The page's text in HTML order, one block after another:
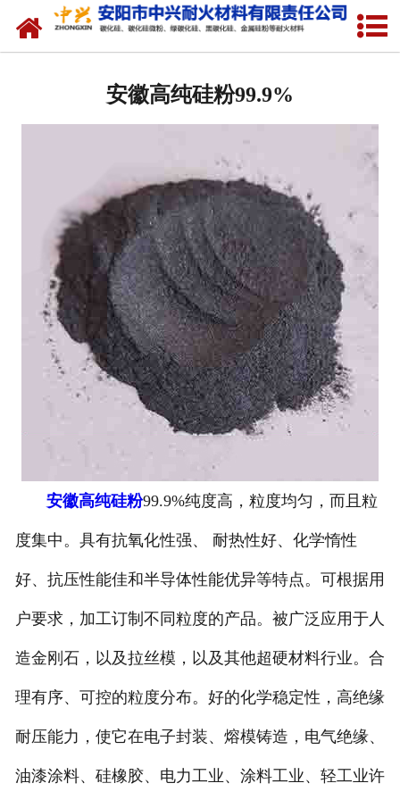
网站首页
安徽绿碳化硅微粉
安徽碳化硅微粉
安徽绿碳化硅
安徽黑碳化硅
安徽焦粉
安徽中兴耐火材料
安徽高纯硅粉99.9%
安徽高纯硅粉99.9%纯度高，粒度均匀，而且粒
度集中。具有抗氧化性强、 耐热性好、化学惰性
好、抗压性能佳和半导体性能优异等特点。可根据用
户要求，加工订制不同粒度的产品。被广泛应用于人
造金刚石，以及拉丝模，以及其他超硬材料行业。合
理有序、可控的粒度分布。好的化学稳定性，高绝缘
耐压能力，使它在电子封装、熔模铸造，电气绝缘、
油漆涂料、硅橡胶、电力工业、涂料工业、轻工业许